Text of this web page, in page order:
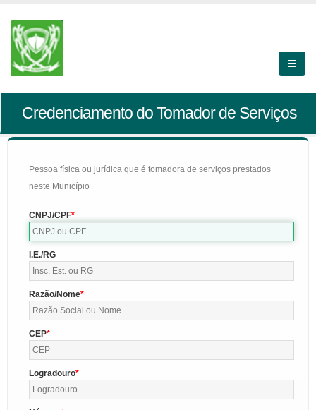
Credenciamento do Tomador de Serviços
Pessoa física ou jurídica que é tomadora de serviços prestados
neste Município
CNPJ/CPF
I.E./RG
Razão/Nome
CEP
Logradouro